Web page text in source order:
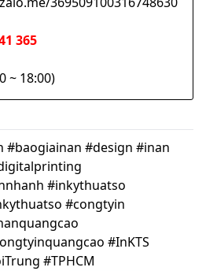
365
~ 18:00)
#baogiainan #design #inan
#inkythuatso
#congtyin
#InKTS
#TPHCM